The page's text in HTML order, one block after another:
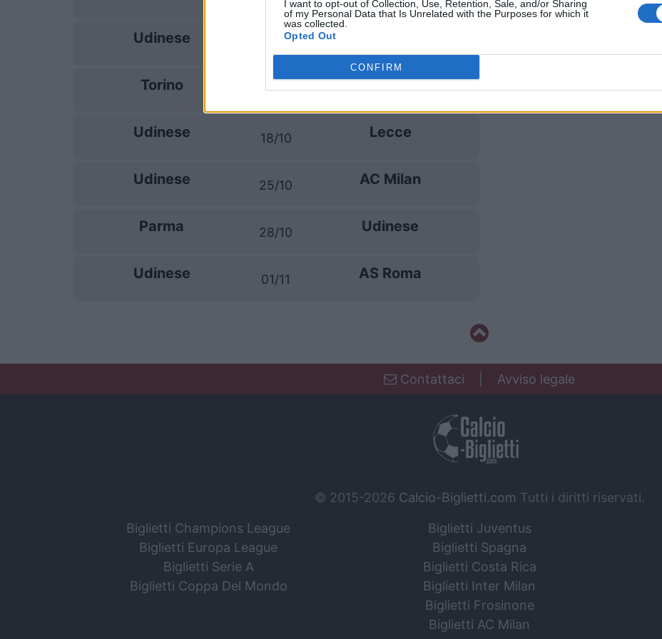
I want to opt-out of Collection, Use, Retention, Sale, and/or Sharing
of my Personal Data that Is Unrelated with the Purposes for which it
was collected.
Opted Out
CONFIRM
Udinese 19/09
Torino 11/10 Udinese
Udinese 18/10 Lecce
Udinese 25/10 AC Milan
Parma 28/10 Udinese
Udinese 01/11 AS Roma
Contattaci Avviso legale
© 2015-2026 Calcio-Biglietti.com Tutti i diritti riservati.
Biglietti Champions League
Biglietti Europa League
Biglietti Serie A
Biglietti Coppa Del Mondo
Biglietti Juventus
Biglietti Spagna
Biglietti Costa Rica
Biglietti Inter Milan
Biglietti Frosinone
Biglietti AC Milan